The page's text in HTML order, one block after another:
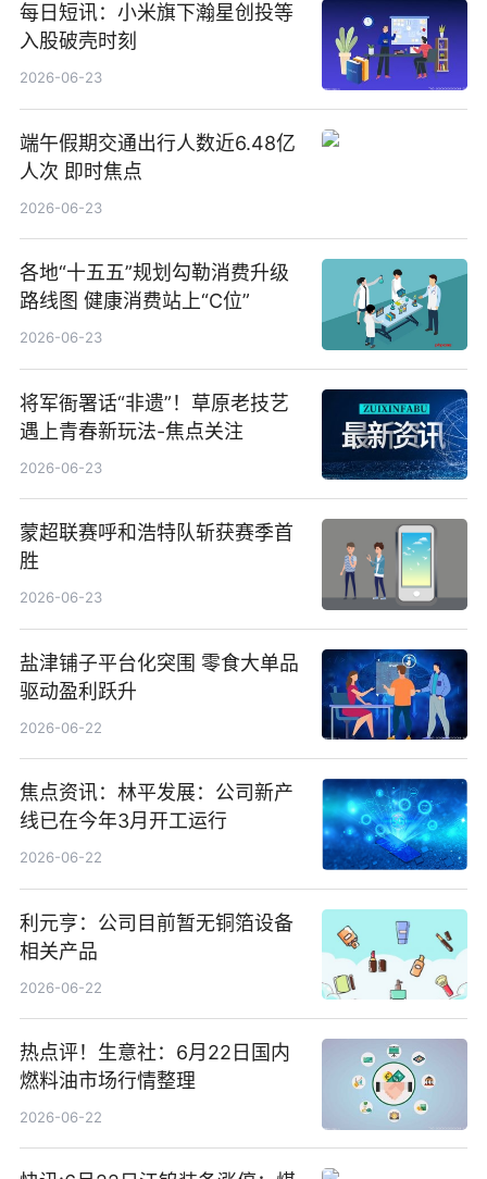
每日短讯：小米旗下瀚星创投等
入股破壳时刻
2026-06-23
端午假期交通出行人数近6.48亿
人次 即时焦点
2026-06-23
各地“十五五”规划勾勒消费升级
路线图 健康消费站上“C位”
2026-06-23
将军衙署话“非遗”！草原老技艺
遇上青春新玩法-焦点关注
2026-06-23
蒙超联赛呼和浩特队斩获赛季首
胜
2026-06-23
盐津铺子平台化突围 零食大单品
驱动盈利跃升
2026-06-22
焦点资讯：林平发展：公司新产
线已在今年3月开工运行
2026-06-22
利元亨：公司目前暂无铜箔设备
相关产品
2026-06-22
热点评！生意社：6月22日国内
燃料油市场行情整理
2026-06-22